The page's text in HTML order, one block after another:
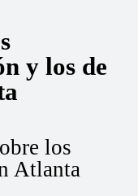
y los de
los
Atlanta